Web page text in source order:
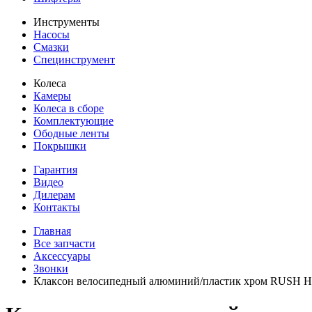
Инструменты
Насосы
Смазки
Специнструмент
Колеса
Камеры
Колеса в сборе
Комплектующие
Ободные ленты
Покрышки
Гарантия
Видео
Дилерам
Контакты
Главная
Все запчасти
Аксессуары
Звонки
Клаксон велосипедный алюминий/пластик хром RUSH